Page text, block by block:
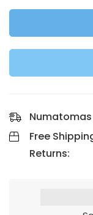
Free
Returns: